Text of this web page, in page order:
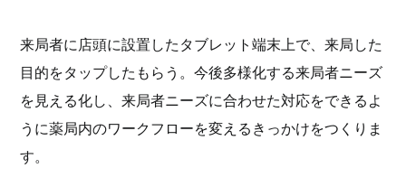
来局者に店頭に設置したタブレット端末上で、来局した
目的をタップしたもらう。今後多様化する来局者ニーズ
を見える化し、来局者ニーズに合わせた対応をできるよ
うに薬局内のワークフローを変えるきっかけをつくりま
す。